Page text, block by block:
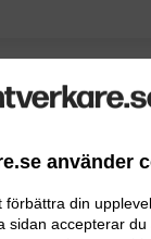
använder
din
sidan accepterar